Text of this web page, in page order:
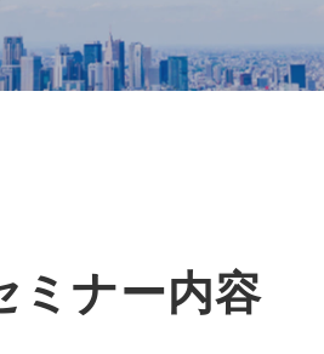
ミナー内容